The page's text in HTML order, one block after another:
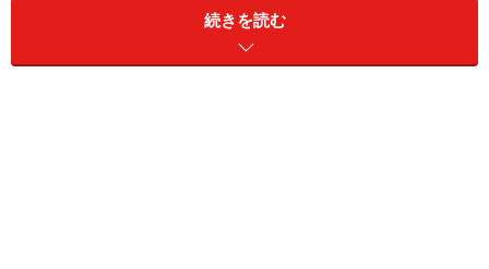
らなくなります。実効税率を40％と仮定すると、増税額
は92万円になります。では、決算直前でこの増税規定を
続きを読む